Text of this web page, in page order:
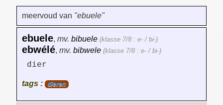
meervoud van "ebuele"
ebuele, mv. bibuele (klasse 7/8 : e- / bi-)
ebwélé, mv. bibwele (klasse 7/8 : e- / bi-)
dier
tags : dieren